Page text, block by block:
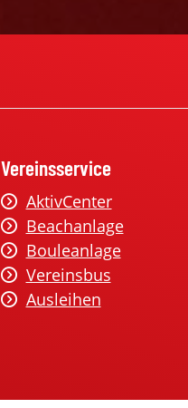
Vereinsservice
AktivCenter
Beachanlage
Bouleanlage
Vereinsbus
Ausleihen